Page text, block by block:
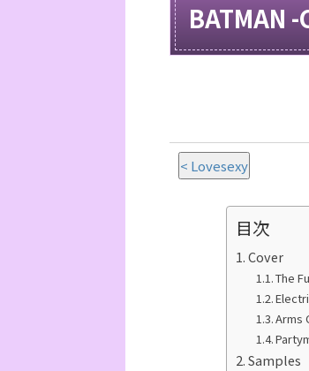
BATMAN
< Lovesexy
目次
Cover
The
Arms
Samples